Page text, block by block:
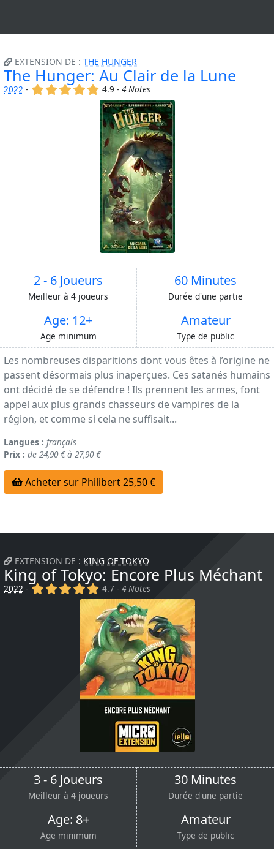
EXTENSION DE : THE HUNGER
The Hunger: Au Clair de la Lune
2022 - (x) (x) (x) (x) (x)
4.9 -4 Notes
2 - 6 Joueurs
Meilleur à 4 joueurs
60 Minutes
Durée d'une partie
Age: 12+
Age minimum
Amateur
Type de public
Les nombreuses disparitions dont vous êtes à l’origine ne
passent désormais plus inaperçues. Ces satanés humains
ont décidé de se défendre ! Ils prennent les armes, font
appel aux plus grands chasseurs de vampires de la
région, et comme si cela ne suffisait...
Langues : français
Prix : de 24,90 € à 27,90 €
Acheter sur Philibert 25,50 €
EXTENSION DE : KING OF TOKYO
King of Tokyo: Encore Plus Méchant
2022 - (x) (x) (x) (x) (x)
4.7 -4 Notes
3 - 6 Joueurs
Meilleur à 4 joueurs
30 Minutes
Durée d'une partie
Age: 8+
Age minimum
Amateur
Type de public